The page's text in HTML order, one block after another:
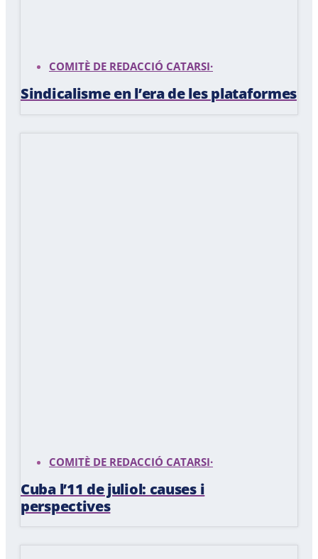
COMITÈ DE REDACCIÓ CATARSI·
Sindicalisme en l’era de les plataformes
COMITÈ DE REDACCIÓ CATARSI·
Cuba l’11 de juliol: causes i
perspectives